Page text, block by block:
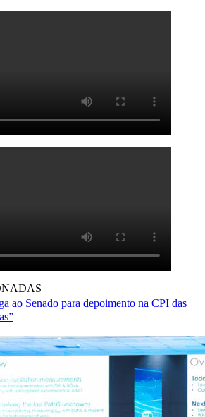
ao Senado para depoimento na CPI das